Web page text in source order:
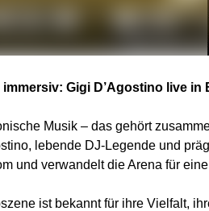
immersiv: Gigi D’Agostino live in
Musik – das gehört
lebende DJ-Legende und
und verwandelt die Arena für
ist bekannt für ihre Vielfalt,